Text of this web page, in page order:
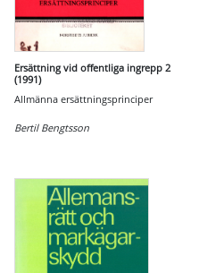
Ersättning vid offentliga ingrepp 2
(1991)
Allmänna ersättningsprinciper
Bertil Bengtsson